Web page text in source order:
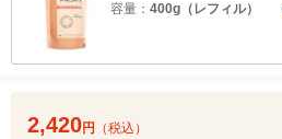
容量： 400g（レフィル）
2,420円 （税込）